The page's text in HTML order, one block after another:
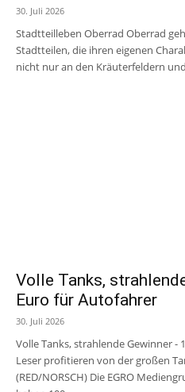
30. Juli 2026
Stadtteilleben Oberrad Oberrad
Stadtteilen, die ihren eigenen
nicht nur an den Kräuterfeldern
Volle Tanks,
Euro für Autofahrer
30. Juli 2026
Volle Tanks, strahlende Gewinner -
Leser profitieren von der großen
(RED/NORSCH) Die EGRO